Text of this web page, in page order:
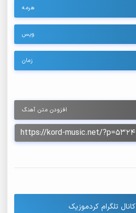
هرمه
ویس
زمان
افزودن متن آهنگ
کانال تلگرام کردموزیک